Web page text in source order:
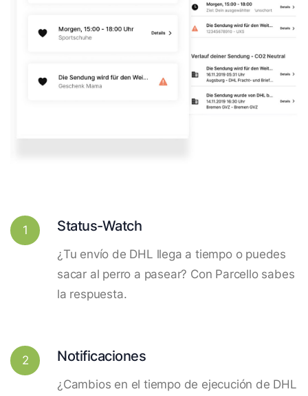
1 Status-Watch
¿Tu envío de DHL llega a tiempo o puedes
sacar al perro a pasear? Con Parcello sabes
la respuesta.
2 Notificaciones
¿Cambios en el tiempo de ejecución de DHL